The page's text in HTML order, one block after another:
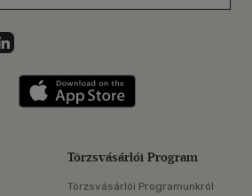
on
az Instagramon
Libri a LinkedInen
Libri applikáció Szerezd meg: Google
Törzsvásárlói Program
Törzsvásárlói Programunkról